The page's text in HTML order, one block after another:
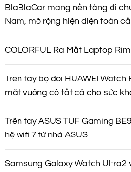
BlaBlaCar mang nền tảng đi
Nam, mở rộng hiện diện toàn
COLORFUL Ra Mắt Laptop
Trên tay bộ đôi HUAWEI Watch
mặt vuông có tất cả cho sức
Trên tay ASUS TUF Gaming
hệ wifi 7 từ nhà ASUS
Samsung Galaxy Watch Ultra2